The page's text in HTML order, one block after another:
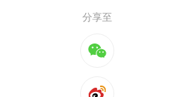
分享至